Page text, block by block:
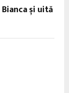
și uită